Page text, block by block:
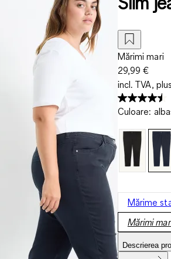
Mărimi mari
29,99 €
incl. TVA, plus
Culoare:
Mărime
Mărimi
Descrierea